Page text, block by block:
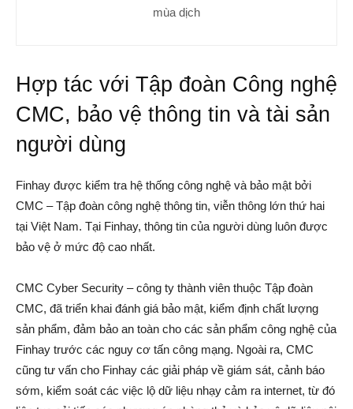
mùa dịch
Hợp tác với Tập đoàn Công nghệ
CMC, bảo vệ thông tin và tài sản
người dùng
Finhay được kiểm tra hệ thống công nghệ và bảo mật bởi
CMC – Tập đoàn công nghệ thông tin, viễn thông lớn thứ hai
tại Việt Nam. Tại Finhay, thông tin của người dùng luôn được
bảo vệ ở mức độ cao nhất.
CMC Cyber Security – công ty thành viên thuộc Tập đoàn
CMC, đã triển khai đánh giá bảo mật, kiểm định chất lượng
sản phẩm, đảm bảo an toàn cho các sản phẩm công nghệ của
Finhay trước các nguy cơ tấn công mạng. Ngoài ra, CMC
cũng tư vấn cho Finhay các giải pháp về giám sát, cảnh báo
sớm, kiểm soát các việc lộ dữ liệu nhạy cảm ra internet, từ đó